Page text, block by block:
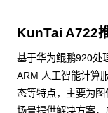
KunTai A722
基于华为鲲鹏920处
ARM 人工智能计算
态等特点，主要为